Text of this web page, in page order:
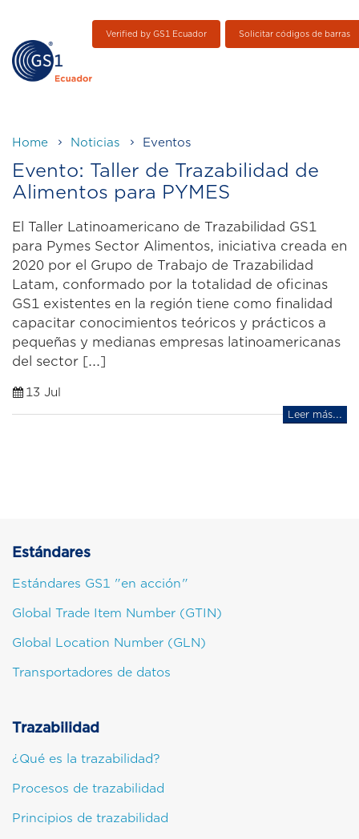
Verified by GS1 Ecuador Solicitar códigos de barras
Home Noticias Eventos
Evento: Taller de Trazabilidad de
Alimentos para PYMES
El Taller Latinoamericano de Trazabilidad GS1
para Pymes Sector Alimentos, iniciativa creada en
2020 por el Grupo de Trabajo de Trazabilidad
Latam, conformado por la totalidad de oficinas
GS1 existentes en la región tiene como finalidad
capacitar conocimientos teóricos y prácticos a
pequeñas y medianas empresas latinoamericanas
del sector [...]
13 Jul
Leer más...
Estándares
Estándares GS1 "en acción"
Global Trade Item Number (GTIN)
Global Location Number (GLN)
Transportadores de datos
Trazabilidad
¿Qué es la trazabilidad?
Procesos de trazabilidad
Principios de trazabilidad